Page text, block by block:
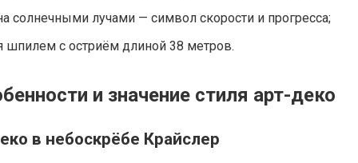
солнечными лучами — символ скорости и прогресса;
шпилем с остриём длиной 38 метров.
и значение стиля арт-деко
в небоскрёбе Крайслер